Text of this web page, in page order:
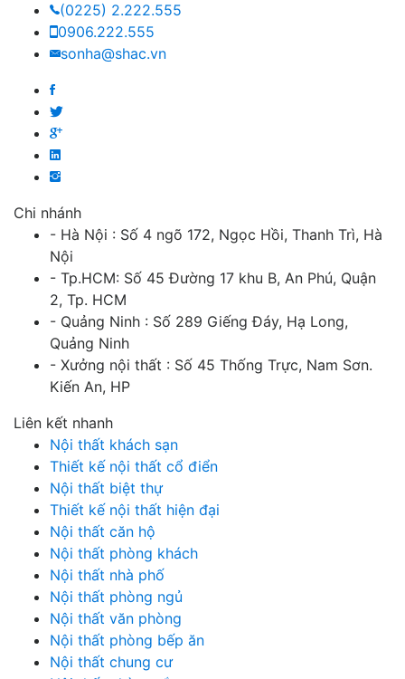
(0225) 2.222.555
0906.222.555
sonha@shac.vn
Chi nhánh
- Hà Nội : Số 4 ngõ 172, Ngọc Hồi, Thanh Trì, Hà
Nội
- Tp.HCM: Số 45 Đường 17 khu B, An Phú, Quận
2, Tp. HCM
- Quảng Ninh : Số 289 Giếng Đáy, Hạ Long,
Quảng Ninh
- Xưởng nội thất : Số 45 Thống Trực, Nam Sơn.
Kiến An, HP
Liên kết nhanh
Nội thất khách sạn
Thiết kế nội thất cổ điển
Nội thất biệt thự
Thiết kế nội thất hiện đại
Nội thất căn hộ
Nội thất phòng khách
Nội thất nhà phố
Nội thất phòng ngủ
Nội thất văn phòng
Nội thất phòng bếp ăn
Nội thất chung cư